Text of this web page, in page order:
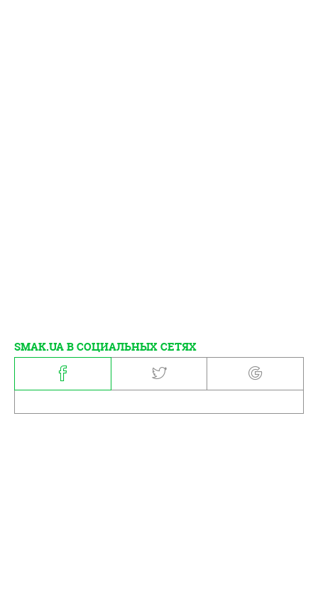
SMAK.UA В СОЦИАЛЬНЫХ СЕТЯХ